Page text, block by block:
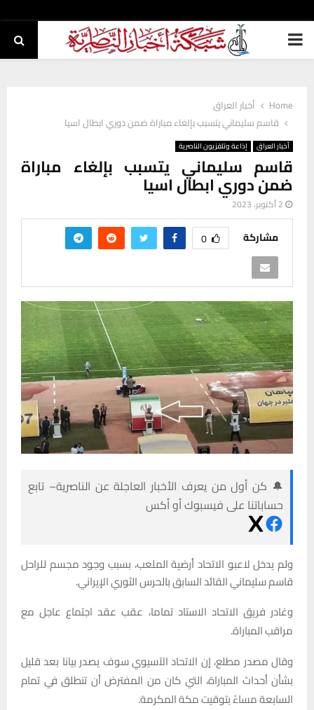
PRIMARY
Home
أخبار العراق
قاسم سليماني يتسبب بإلغاء مباراة ضمن دوري ابطال اسيا
أخبار العراق إذاعة وتلفزيون الناصرية
قاسم سليماني يتسبب بإلغاء مباراة
ضمن دوري ابطال اسيا
2 أكتوبر، 2023
مشاركة 0
🔔 كن أول من يعرف الأخبار العاجلة عن الناصرية– تابع
حساباتنا على فيسبوك أو أكس
ولم يدخل لاعبو الاتحاد أرضية الملعب، بسبب وجود مجسم للراحل
قاسم سليماني القائد السابق بالحرس الثوري الإيراني.
وغادر فريق الاتحاد الاستاد تماما، عقب عقد اجتماع عاجل مع
مراقب المباراة.
وقال مصدر مطلع، إن الاتحاد الآسيوي سوف يصدر بيانا بعد قليل
بشأن أحداث المباراة، التي كان من المفترض أن تنطلق في تمام
السابعة مساءً بتوقيت مكة المكرمة.